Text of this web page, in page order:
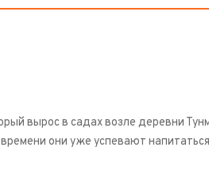
вырос в садах возле деревни
они уже успевают